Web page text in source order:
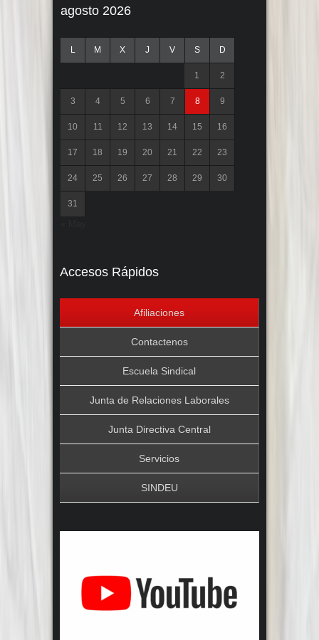
agosto 2026
L M X J V S D
1 2
3 4 5 6 7 8 9
10 11 12 13 14 15 16
17 18 19 20 21 22 23
24 25 26 27 28 29 30
31
Accesos Rápidos
Afiliaciones
Contactenos
Escuela Sindical
Junta de Relaciones Laborales
Junta Directiva Central
Servicios
SINDEU